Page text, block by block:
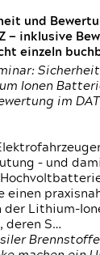
und
— inklusive
einzeln
Ionen
im DAT
– und
einen
der Lithium-
deren S…